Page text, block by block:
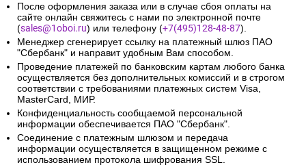
После оформления заказа или в случае сбоя оплаты на
сайте онлайн свяжитесь с нами по электронной почте
(sales@1oboi.ru) или телефону (+7(495)128-48-87).
Менеджер сгенерирует ссылку на платежный шлюз ПАО
"Сбербанк" и направит удобным Вам способом.
Проведение платежей по банковским картам любого банка
осуществляется без дополнительных комиссий и в строгом
соответствии с требованиями платежных систем Visa,
MasterCard, МИР.
Конфиденциальность сообщаемой персональной
информации обеспечивается ПАО "Сбербанк".
Соединение с платежным шлюзом и передача
информации осуществляется в защищенном режиме с
использованием протокола шифрования SSL.